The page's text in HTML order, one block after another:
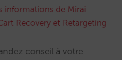
informations de Mirai
Recovery et Retargeting
conseil à votre